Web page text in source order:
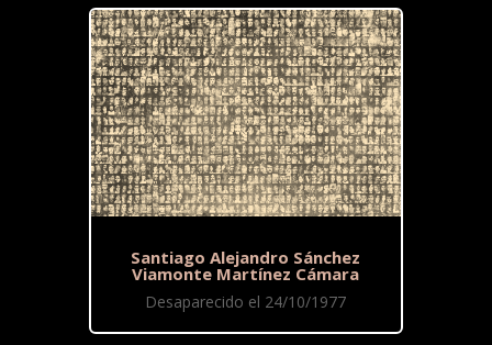
Santiago Alejandro Sánchez
Viamonte Martínez Cámara
Desaparecido el 24/10/1977